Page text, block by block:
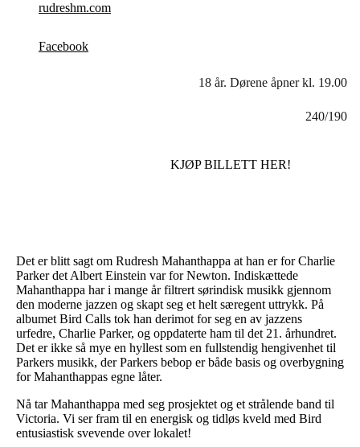
rudreshm.com
Facebook
18 år. Dørene åpner kl. 19.00
240/190
KJØP BILLETT HER!
Det er blitt sagt om Rudresh Mahanthappa at han er for Charlie
Parker det Albert Einstein var for Newton. Indiskættede
Mahanthappa har i mange år filtrert sørindisk musikk gjennom
den moderne jazzen og skapt seg et helt særegent uttrykk. På
albumet Bird Calls tok han derimot for seg en av jazzens
urfedre, Charlie Parker, og oppdaterte ham til det 21. århundret.
Det er ikke så mye en hyllest som en fullstendig hengivenhet til
Parkers musikk, der Parkers bebop er både basis og overbygning
for Mahanthappas egne låter.
Nå tar Mahanthappa med seg prosjektet og et strålende band til
Victoria. Vi ser fram til en energisk og tidløs kveld med Bird
entusiastisk svevende over lokalet!